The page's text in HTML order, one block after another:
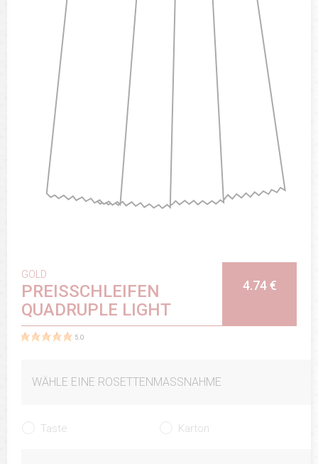
GOLD
PREISSCHLEIFEN
QUADRUPLE LIGHT
4.74 €
5.0
WÄHLE EINE ROSETTENMASSNAHME
Taste Karton